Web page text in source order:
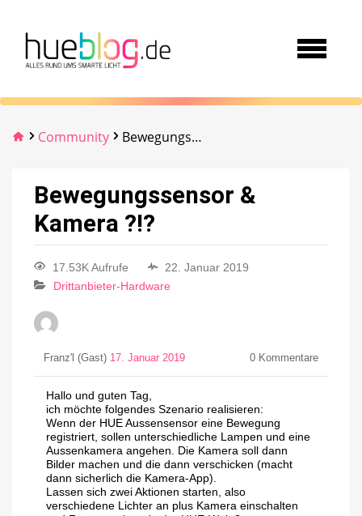
Community Bewegungssensor & Kamera ?!?
Bewegungssensor &
Kamera ?!?
17.53K Aufrufe
22. Januar 2019
Drittanbieter-Hardware
Franz'l (Gast) 17. Januar 2019 0 Kommentare
Hallo und guten Tag,
ich möchte folgendes Szenario realisieren:
Wenn der HUE Aussensensor eine Bewegung
registriert, sollen unterschiedliche Lampen und eine
Aussenkamera angehen. Die Kamera soll dann
Bilder machen und die dann verschicken (macht
dann sicherlich die Kamera-App).
Lassen sich zwei Aktionen starten, also
verschiedene Lichter an plus Kamera einschalten